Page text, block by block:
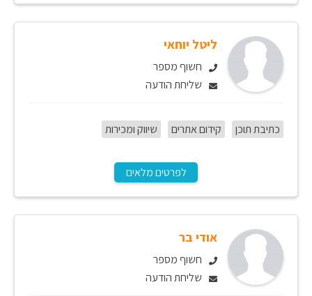
ליטל יוחאי
חשוף מספר
שליחת הודעה
כתיבת תוכן קידום אתרים שיווק ומכירות
לפרטים מלאים
אודי בר
חשוף מספר
שליחת הודעה